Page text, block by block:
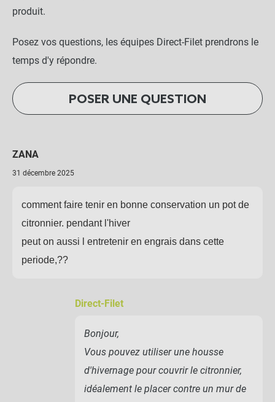
produit.
Posez vos questions, les équipes Direct-Filet prendrons le
temps d'y répondre.
POSER UNE QUESTION
ZANA
31 décembre 2025
comment faire tenir en bonne conservation un pot de
citronnier. pendant l'hiver
peut on aussi l entretenir en engrais dans cette
periode,??
Direct-Filet
Bonjour,
Vous pouvez utiliser une housse
d'hivernage pour couvrir le citronnier,
idéalement le placer contre un mur de